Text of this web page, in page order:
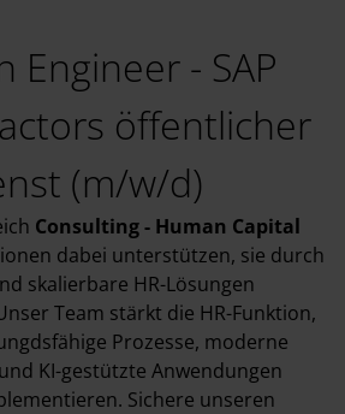
Engineer - SAP
öffentlicher
(m/w/d)
Consulting - Human Capital
dabei unterstützen, sie durch
skalierbare HR-Lösungen
Team stärkt die HR-Funktion,
Prozesse, moderne
KI-gestützte Anwendungen
Sichere unseren